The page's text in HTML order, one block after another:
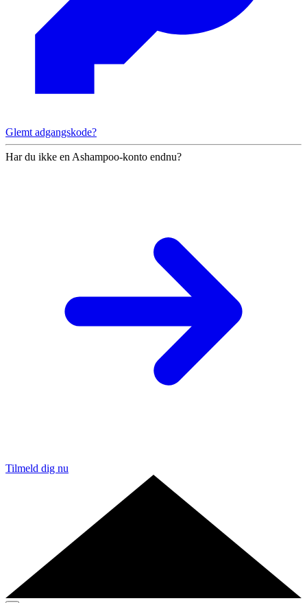
Glemt adgangskode?
Har du ikke en Ashampoo-konto endnu?
Tilmeld dig nu